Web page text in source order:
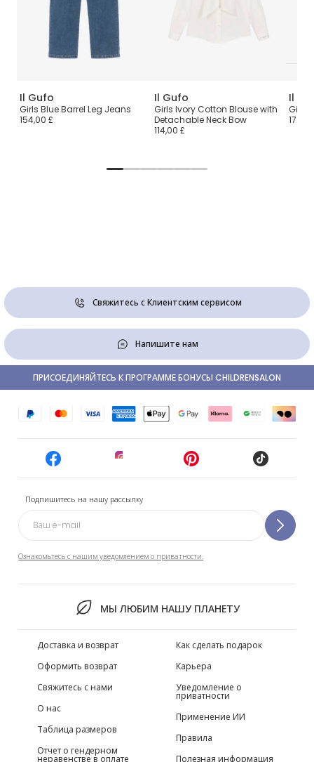
Il Gufo
Girls Blue Barrel Leg Jeans
154,00 £
Il Gufo
Girls Ivory Cotton Blouse with
Detachable Neck Bow
114,00 £
Il
Girls
Свяжитесь с Клиентским сервисом
Напишите нам
Подпишитесь на нашу рассылку
Ознакомьтесь с нашим уведомлением о приватности.
МЫ ЛЮБИМ НАШУ ПЛАНЕТУ
ПРИСОЕДИНЯЙТЕСЬ К ПРОГРАММЕ БОНУСЫ CHILDRENSALON
Доставка и возврат
Оформить возврат
Свяжитесь с нами
О нас
Таблица размеров
Отчет о гендерном
неравенстве в оплате
Как сделать подарок
Карьера
Уведомление о
приватности
Применение ИИ
Правила
Полезная информация